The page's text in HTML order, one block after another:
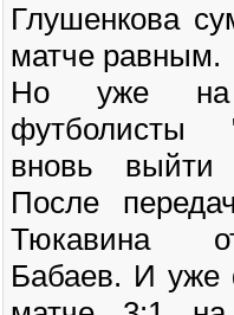
Глушенкова
матче равным.
Но уже на
футболисты
вновь
После
Тюкавина
Бабаев. И уже